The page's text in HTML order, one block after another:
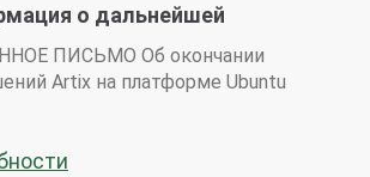
о дальнейшей
Artix
ПИСЬМО Об окончании
Artix на платформе Ubuntu